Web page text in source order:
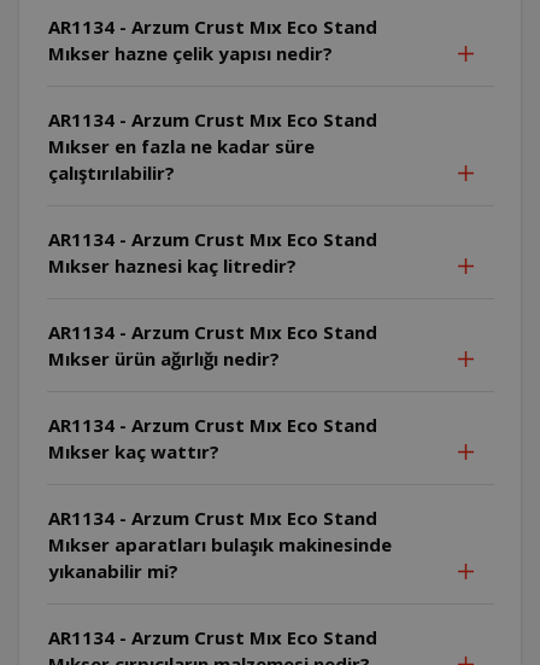
AR1134 - Arzum Crust Mıx Eco Stand
Mıkser hazne çelik yapısı nedir?
AR1134 - Arzum Crust Mıx Eco Stand
Mıkser en fazla ne kadar süre
çalıştırılabilir?
AR1134 - Arzum Crust Mıx Eco Stand
Mıkser haznesi kaç litredir?
AR1134 - Arzum Crust Mıx Eco Stand
Mıkser ürün ağırlığı nedir?
AR1134 - Arzum Crust Mıx Eco Stand
Mıkser kaç wattır?
AR1134 - Arzum Crust Mıx Eco Stand
Mıkser aparatları bulaşık makinesinde
yıkanabilir mi?
AR1134 - Arzum Crust Mıx Eco Stand